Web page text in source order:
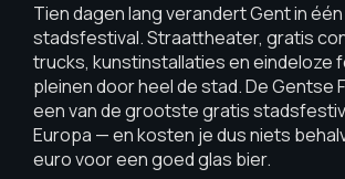
Tien dagen lang verandert Gent in
stadsfestival. Straattheater, gratis
trucks, kunstinstallaties en eindeloze
pleinen door heel de stad. De Gentse
een van de grootste gratis
Europa — en kosten je dus niets
euro voor een goed glas bier.